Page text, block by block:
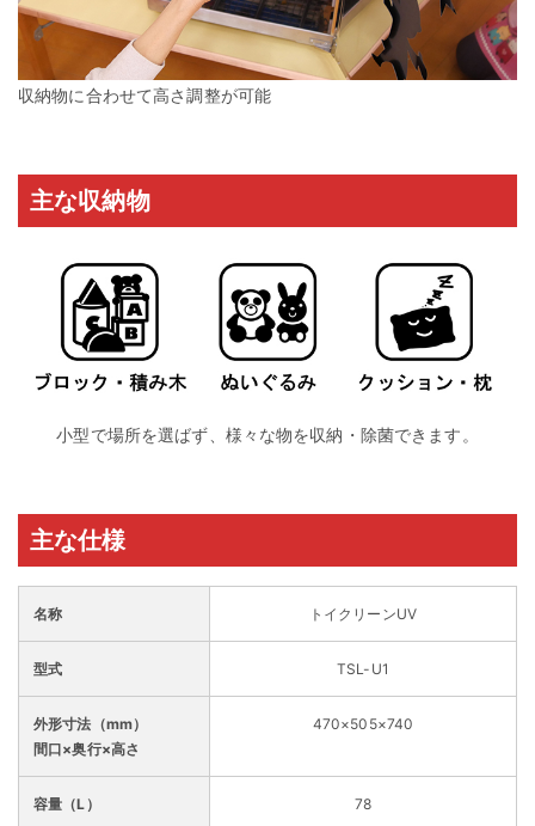
収納物に合わせて高さ調整が可能
主な収納物
小型で場所を選ばず、様々な物を収納・除菌できます。
主な仕様
名称 トイクリーンUV
型式 TSL-U1
外形寸法（mm）
間口×奥行×高さ
470×505×740
容量（L） 78